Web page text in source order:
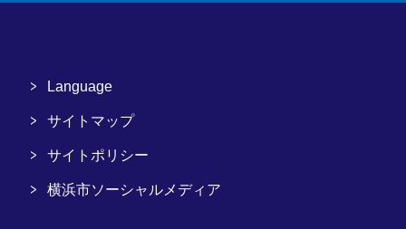
Language
サイトマップ
サイトポリシー
横浜市ソーシャルメディア